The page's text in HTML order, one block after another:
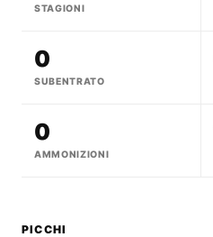
STAGIONI
0
SUBENTRATO
0
AMMONIZIONI
PICCHI